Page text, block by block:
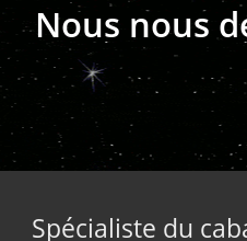
Nous nous
Spécialiste du